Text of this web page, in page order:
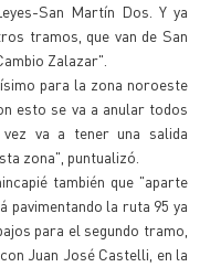
San Martín Dos. Y ya
tramos, que van de San
Zalazar".
para la zona noroeste
esto se va a anular todos
va a tener una salida
zona", puntualizó.
también que "aparte
pavimentando la ruta 95 ya
para el segundo tramo,
Juan José Castelli, en la